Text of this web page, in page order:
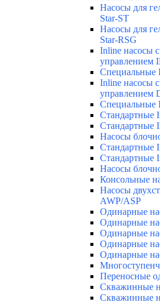
Насосы для
Star-ST
Насосы для
Star-RSG
Inline насосы
управлением
Специальные
Inline насосы
управлением
Специальные
Стандартные
Стандартные
Насосы
Стандартные
Стандартные
Насосы
Консольные
Насосы
AWP/ASP
Одинарные
Одинарные
Одинарные
Одинарные
Одинарные
Переносные
Скважинные
Скважинные